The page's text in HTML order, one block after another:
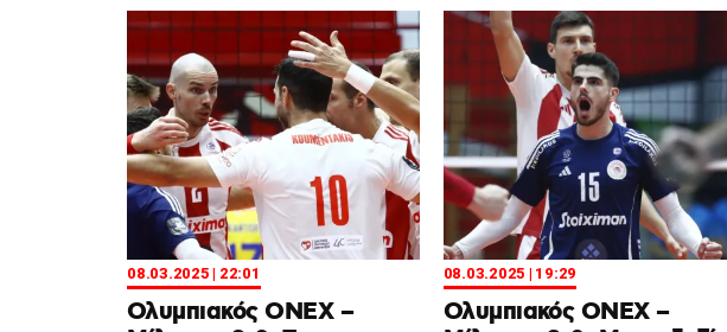
με ήττες και κούραση.
ήττα από τον Μίλωνα.
08.03.2025 | 22:01
Ολυμπιακός ΟΝΕΧ –
08.03.2025 | 19:29
Ολυμπιακός ΟΝΕΧ –